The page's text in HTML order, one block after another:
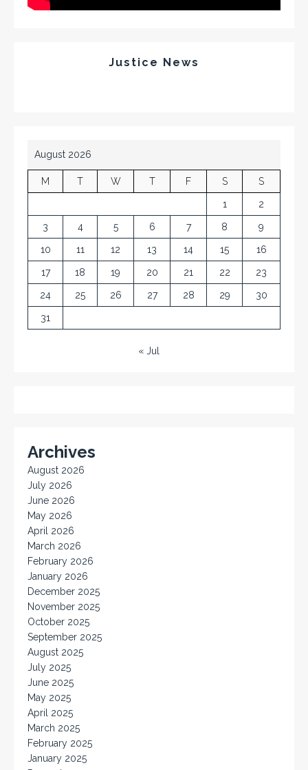
Justice News
August 2026
M T W T F S S
1 2
3 4 5 6 7 8 9
10 11 12 13 14 15 16
17 18 19 20 21 22 23
24 25 26 27 28 29 30
31
« Jul
Archives
August 2026
July 2026
June 2026
May 2026
April 2026
March 2026
February 2026
January 2026
December 2025
November 2025
October 2025
September 2025
August 2025
July 2025
June 2025
May 2025
April 2025
March 2025
February 2025
January 2025